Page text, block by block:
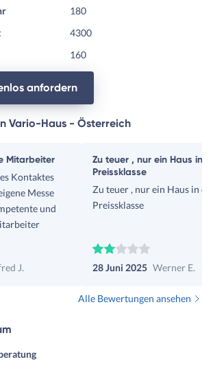
180
4300
160
anfordern
Vario-Haus - Österreich
Mitarbeiter
Kontaktes
Messe
und
J.
Zu teuer , nur ein Haus in
Preissklasse
Zu teuer , nur ein Haus in
Preissklasse
28 Juni 2025 Werner E.
Alle Bewertungen ansehen